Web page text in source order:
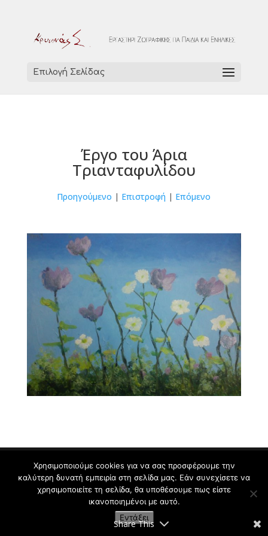
Επιλογή Σελίδας
Έργο του Άρια
Τριανταφυλίδου
Προηγούμενο | Επιστροφή | Επόμενο
Εργαστήρι Ζωγραφικής για Παιδιά και Ενήλικες
Κρυωνάς Σ. | 2009-2021
Share This
Χρησιμοποιούμε cookies για να σας προσφέρουμε την
καλύτερη δυνατή εμπειρία στη σελίδα μας. Εάν συνεχίσετε να
χρησιμοποιείτε τη σελίδα, θα υποθέσουμε πως είστε
ικανοποιημένοι με αυτό.
Εντάξει